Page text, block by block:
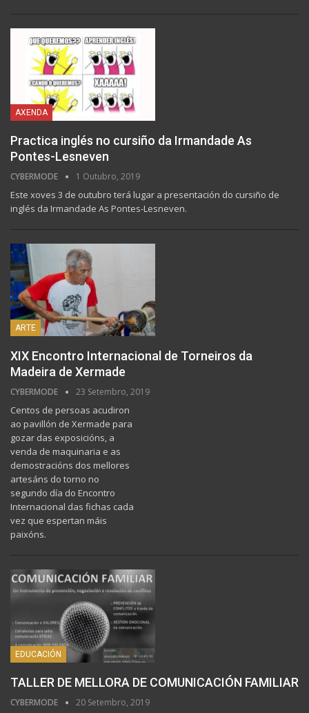
AXENDA
Practica inglés no cursiño da Irmandade As
Pontes-Lesneven
CYBERMODE 1 Outubro, 2019
Este xoves 3 de outubro terá lugar a presentación do cursiño de
inglés da Irmandade As Pontes-Lesneven.
ARTE
XIX Encontro Internacional de Torneiros da
Madeira de Xermade
CYBERMODE 23 Setembro, 2019
Centos de persoas acudiron
ao pavillón de Xermade para
gozar das exposicións, a
venda de maquinaria e as
demostracións dos mellores
artesáns do torno no
segundo día do Encontro
Internacional das fichas cada
vez que espertan máis
paixóns.
EDUCACIÓN
TALLER DE MELLORA DE COMUNICACIÓN FAMILIAR
CYBERMODE 20 Setembro, 2019